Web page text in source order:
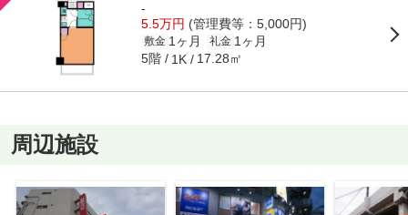
-
5.5万円 (管理費等：5,000円)
敷金 1ヶ月 礼金 1ヶ月
5階 1K 17.28㎡
周辺施設